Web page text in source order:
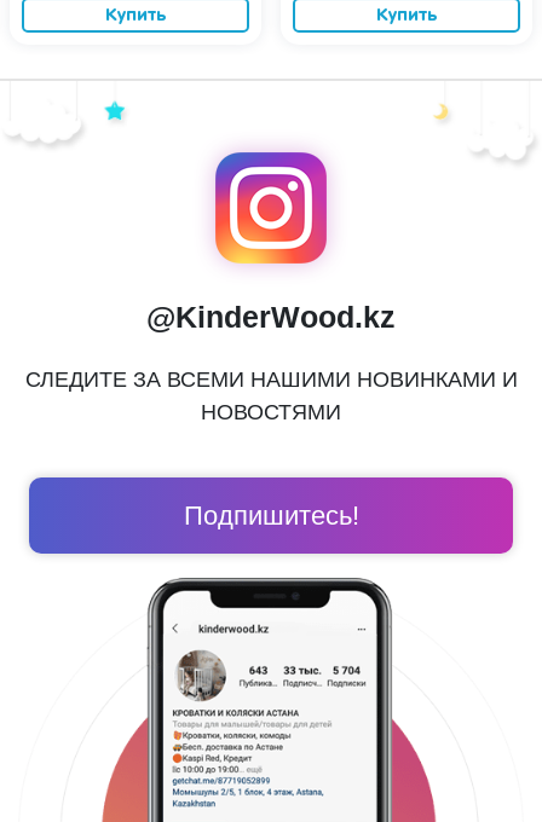
Купить Купить
@KinderWood.kz
СЛЕДИТЕ ЗА ВСЕМИ НАШИМИ НОВИНКАМИ И
НОВОСТЯМИ
Подпишитесь!